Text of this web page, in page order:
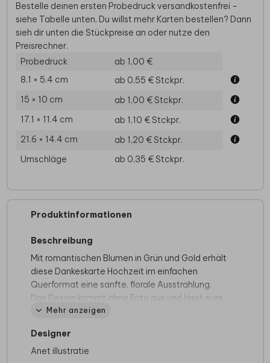
Bestelle deinen ersten Probedruck versandkostenfrei –
siehe Tabelle unten. Du willst mehr Karten bestellen? Dann
sieh dir unten die Stückpreise an oder nutze den
Preisrechner.
Probedruck
ab 1,00 €
8.1 × 5.4 cm
ab 0,55 €Stckpr.
15 × 10 cm
ab 1,00 €Stckpr.
17.1 × 11.4 cm
ab 1,10 €Stckpr.
21.6 × 14.4 cm
ab 1,20 €Stckpr.
Umschläge
ab 0,35 €Stckpr.
Produktinformationen
Beschreibung
Mit romantischen Blumen in Grün und Gold erhält
diese Dankeskarte Hochzeit im einfachen
Querformat eine sanfte, florale Ausstrahlung.
Das Design kommt ohne Foto aus und lässt eure
Worte im Mittelpunkt stehen.
Die Geschenke sind ausgepackt, jetzt folgt das
Dankeschön. Mit einer Karte zeigt ihr Familie und
Mehr anzeigen
Designer
Anet illustratie